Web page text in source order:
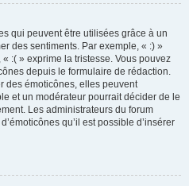
qui peuvent être utilisées grâce à un
des sentiments. Par exemple, « :) »
:( » exprime la tristesse. Vous pouvez
depuis le formulaire de rédaction.
des émoticônes, elles peuvent
et un modérateur pourrait décider de le
Les administrateurs du forum
qu’il est possible d’insérer